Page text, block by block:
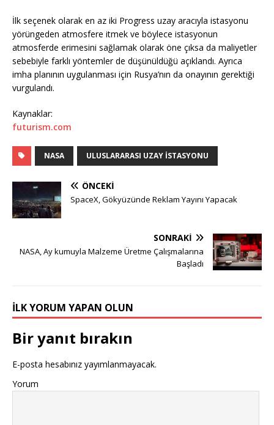
İlk seçenek olarak en az iki Progress uzay aracıyla istasyonu
yörüngeden atmosfere itmek ve böylece istasyonun
atmosferde erimesini sağlamak olarak öne çıksa da maliyetler
sebebiyle farklı yöntemler de düşünüldüğü açıklandı. Ayrıca
imha planının uygulanması için Rusya’nın da onayının gerektiği
vurgulandı.
Kaynaklar:
futurism.com
NASA ULUSLARARASI UZAY ISTASYONU
ÖNCEKI
SpaceX, Gökyüzünde Reklam Yayını Yapacak
SONRAKI
NASA, Ay kumuyla Malzeme Üretme Çalışmalarına
Başladı
İLK YORUM YAPAN OLUN
Bir yanıt bırakın
E-posta hesabınız yayımlanmayacak.
Yorum